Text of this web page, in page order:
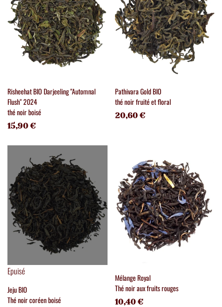
Risheehat BIO Darjeeling "Automnal
Flush" 2024
thé noir boisé
15,90 €
Pathivara Gold BIO
thé noir fruité et floral
20,60 €
Epuisé
Jeju BIO
Thé noir coréen boisé
Mélange Royal
Thé noir aux fruits rouges
10,40 €